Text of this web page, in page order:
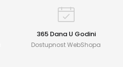
365 Dana U Godini
Dostupnost WebShopa